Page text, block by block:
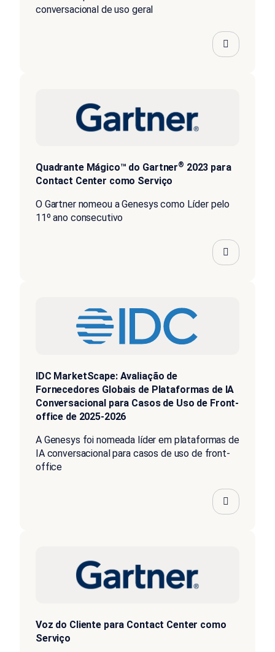
conversacional de uso geral
Quadrante Mágico™ do Gartner® 2023 para
Contact Center como Serviço
O Gartner nomeou a Genesys como Líder pelo
11º ano consecutivo
IDC MarketScape: Avaliação de
Fornecedores Globais de Plataformas de IA
Conversacional para Casos de Uso de Front-
office de 2025-2026
A Genesys foi nomeada líder em plataformas de
IA conversacional para casos de uso de front-
office
Voz do Cliente para Contact Center como
Serviço